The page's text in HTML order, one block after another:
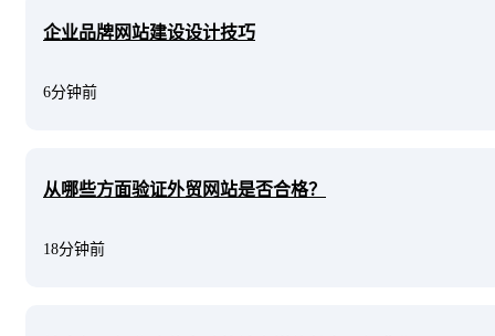
企业品牌网站建设设计技巧
6分钟前
从哪些方面验证外贸网站是否合格？
18分钟前